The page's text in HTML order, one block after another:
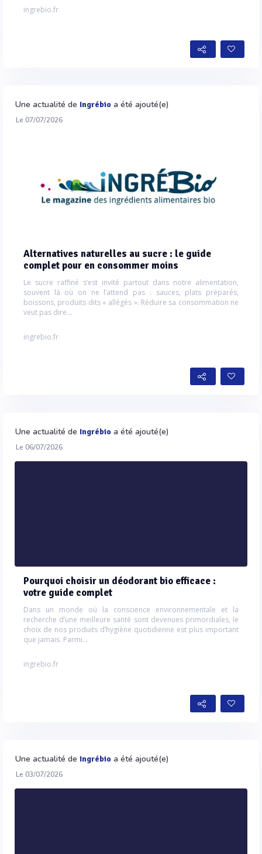
ingrebio.fr
Une actualité de Ingrébio a été ajouté(e)
Le 07/07/2026
Alternatives naturelles au sucre : le guide
complet pour en consommer moins
Le sucre raffiné s’est invité partout dans notre alimentation,
souvent là où on ne l’attend pas : sauces, plats préparés,
boissons, produits dits « allégés ». Réduire sa consommation ne
veut pas dire...
ingrebio.fr
Une actualité de Ingrébio a été ajouté(e)
Le 06/07/2026
Pourquoi choisir un déodorant bio efficace :
votre guide complet
Dans un monde où la conscience environnementale et la
recherche d’une meilleure santé sont devenues primordiales, le
choix de nos produits d’hygiène quotidienne est plus important
que jamais. Parmi...
ingrebio.fr
Une actualité de Ingrébio a été ajouté(e)
Le 03/07/2026